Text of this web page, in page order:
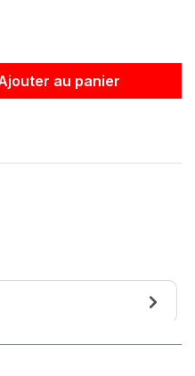
quantité souhaitée ou
au panier